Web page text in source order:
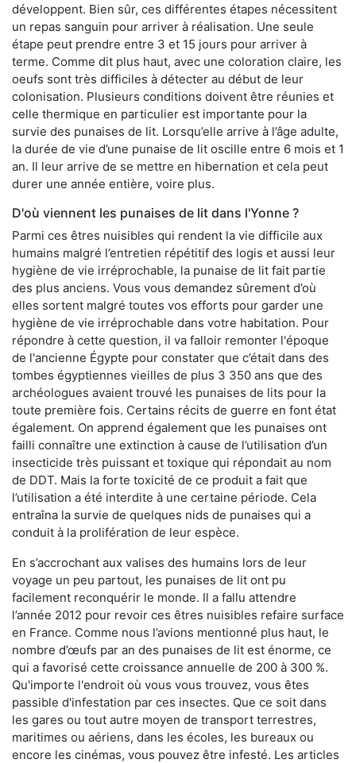
développent. Bien sûr, ces différentes étapes nécessitent
un repas sanguin pour arriver à réalisation. Une seule
étape peut prendre entre 3 et 15 jours pour arriver à
terme. Comme dit plus haut, avec une coloration claire, les
oeufs sont très difficiles à détecter au début de leur
colonisation. Plusieurs conditions doivent être réunies et
celle thermique en particulier est importante pour la
survie des punaises de lit. Lorsqu’elle arrive à l’âge adulte,
la durée de vie d’une punaise de lit oscille entre 6 mois et 1
an. Il leur arrive de se mettre en hibernation et cela peut
durer une année entière, voire plus.
D'où viennent les punaises de lit dans l'Yonne ?
Parmi ces êtres nuisibles qui rendent la vie difficile aux
humains malgré l’entretien répétitif des logis et aussi leur
hygiène de vie irréprochable, la punaise de lit fait partie
des plus anciens. Vous vous demandez sûrement d’où
elles sortent malgré toutes vos efforts pour garder une
hygiène de vie irréprochable dans votre habitation. Pour
répondre à cette question, il va falloir remonter l'époque
de l'ancienne Égypte pour constater que c’était dans des
tombes égyptiennes vieilles de plus 3 350 ans que des
archéologues avaient trouvé les punaises de lits pour la
toute première fois. Certains récits de guerre en font état
également. On apprend également que les punaises ont
failli connaître une extinction à cause de l’utilisation d’un
insecticide très puissant et toxique qui répondait au nom
de DDT. Mais la forte toxicité de ce produit a fait que
l’utilisation a été interdite à une certaine période. Cela
entraîna la survie de quelques nids de punaises qui a
conduit à la prolifération de leur espèce.
En s’accrochant aux valises des humains lors de leur
voyage un peu partout, les punaises de lit ont pu
facilement reconquérir le monde. Il a fallu attendre
l’année 2012 pour revoir ces êtres nuisibles refaire surface
en France. Comme nous l’avions mentionné plus haut, le
nombre d’œufs par an des punaises de lit est énorme, ce
qui a favorisé cette croissance annuelle de 200 à 300 %.
Qu'importe l'endroit où vous vous trouvez, vous êtes
passible d'infestation par ces insectes. Que ce soit dans
les gares ou tout autre moyen de transport terrestres,
maritimes ou aériens, dans les écoles, les bureaux ou
encore les cinémas, vous pouvez être infesté. Les articles